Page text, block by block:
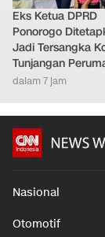
Eks Ketua DPRD
Ponorogo
Jadi Tersangka
Tunjangan
dalam 7 jam
Nasional
Otomotif